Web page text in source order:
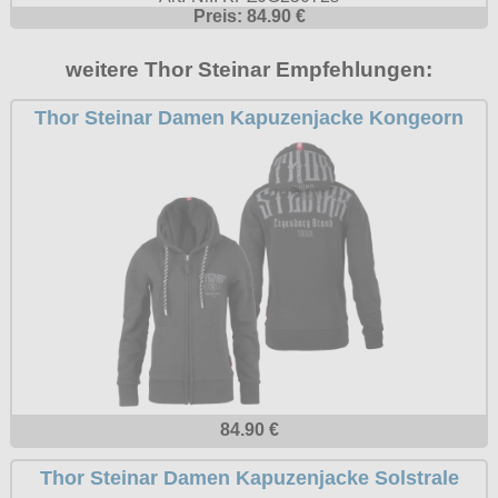
Petticoats
Poloshirts
T-Shirts
Begriffe
Dobermann
Hot Rod
Nordische Götterwelt
Ostzone
Punkrock
Rockabilly
Wikinger
Preis: 84.90 €
weitere Thor Steinar Empfehlungen:
Thor Steinar Damen Kapuzenjacke Kongeorn
84.90 €
Thor Steinar Damen Kapuzenjacke Solstrale